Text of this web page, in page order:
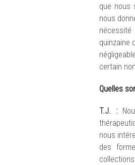
que nous
nous
quinzaine
certain
Quelles
T.J. :
nous
des